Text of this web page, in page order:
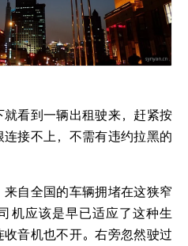
看到一辆出租驶来，赶紧按
接不上，不需有违约拉黑的
自全国的车辆拥堵在这狭窄
机应该是早已适应了这种生
音机也不开。右旁忽然驶过